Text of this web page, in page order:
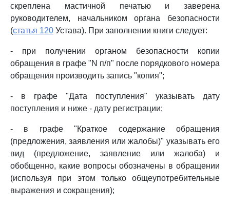
скреплена мастичной печатью и заверена
руководителем, начальником органа безопасности
(статья 120 Устава). При заполнении книги следует:
- при получении органом безопасности копии
обращения в графе "N п/п" после порядкового номера
обращения производить запись "копия";
- в графе "Дата поступления" указывать дату
поступления и ниже - дату регистрации;
- в графе "Краткое содержание обращения
(предложения, заявления или жалобы)" указывать его
вид (предложение, заявление или жалоба) и
обобщенно, какие вопросы обозначены в обращении
(используя при этом только общеупотребительные
выражения и сокращения);